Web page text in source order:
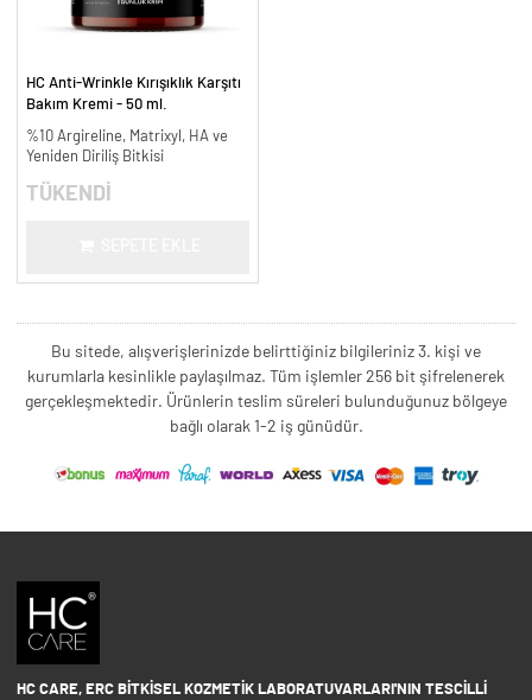
HC Anti-Wrinkle Kırışıklık Karşıtı
Bakım Kremi - 50 ml.
%10 Argireline, Matrixyl, HA ve
Yeniden Diriliş Bitkisi
TÜKENDİ
Bu sitede, alışverişlerinizde belirttiğiniz bilgileriniz 3. kişi ve
kurumlarla kesinlikle paylaşılmaz. Tüm işlemler 256 bit şifrelenerek
gerçekleşmektedir. Ürünlerin teslim süreleri bulunduğunuz bölgeye
bağlı olarak 1-2 iş günüdür.
HC CARE, ERC BITKISEL KOZMETIK LABORATUVARLARI'NIN TESCILLI